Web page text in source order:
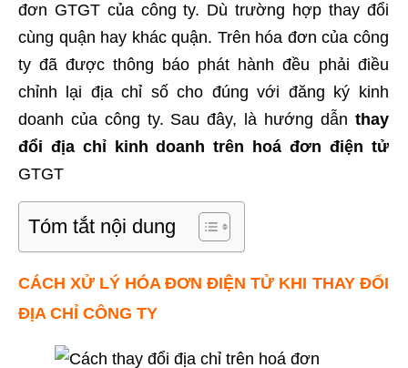
đơn GTGT của công ty. Dù trường hợp thay đổi
cùng quận hay khác quận. Trên hóa đơn của công
ty đã được thông báo phát hành đều phải điều
chỉnh lại địa chỉ số cho đúng với đăng ký kinh
doanh của công ty. Sau đây, là hướng dẫn thay
đổi địa chỉ kinh doanh trên hoá đơn điện tử
GTGT
Tóm tắt nội dung
CÁCH XỬ LÝ HÓA ĐƠN ĐIỆN TỬ KHI THAY ĐỔI
ĐỊA CHỈ CÔNG TY